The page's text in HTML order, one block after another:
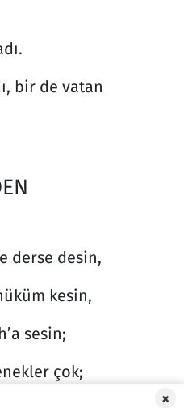
×
bir de vatan
derse desin,
kesin,
sesin;
çok;